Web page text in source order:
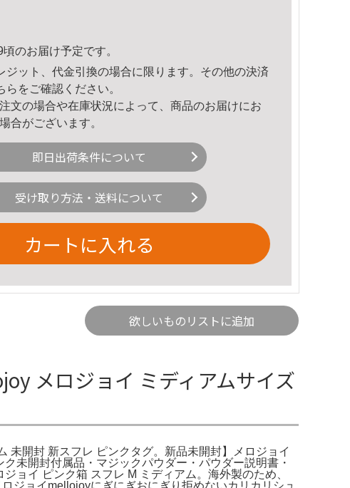
のお届け予定です。
ジット、代金引換の場合に限ります。その他の決済
ら をご確認ください。
文の場合や在庫状況によって、商品のお届けにお
合がございます。
即日出荷条件について
受け取り方法・送料について
カートに入れる
欲しいものリストに追加
メロジョイ ミディアムサイズ
未開封 新スフレ ピンクタグ。新品未開封】メロジョイ
開封付属品・マジックパウダー・パウダー説明書・
ョイ ピンク箱 スフレ M ミディアム。海外製のため、
ジョイmellojoyにぎにぎおにぎり拒めないカリカリシュ